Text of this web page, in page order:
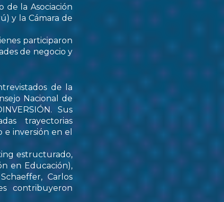
de la Asociación
y la Cámara de
participaron
de negocio y
de la
Nacional de
Sus
trayectorias
e inversión en el
estructurado,
en Educación),
Carlos
contribuyeron